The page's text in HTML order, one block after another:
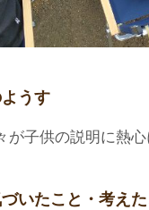
うす
が子供の説明に熱
いたこと・考えた